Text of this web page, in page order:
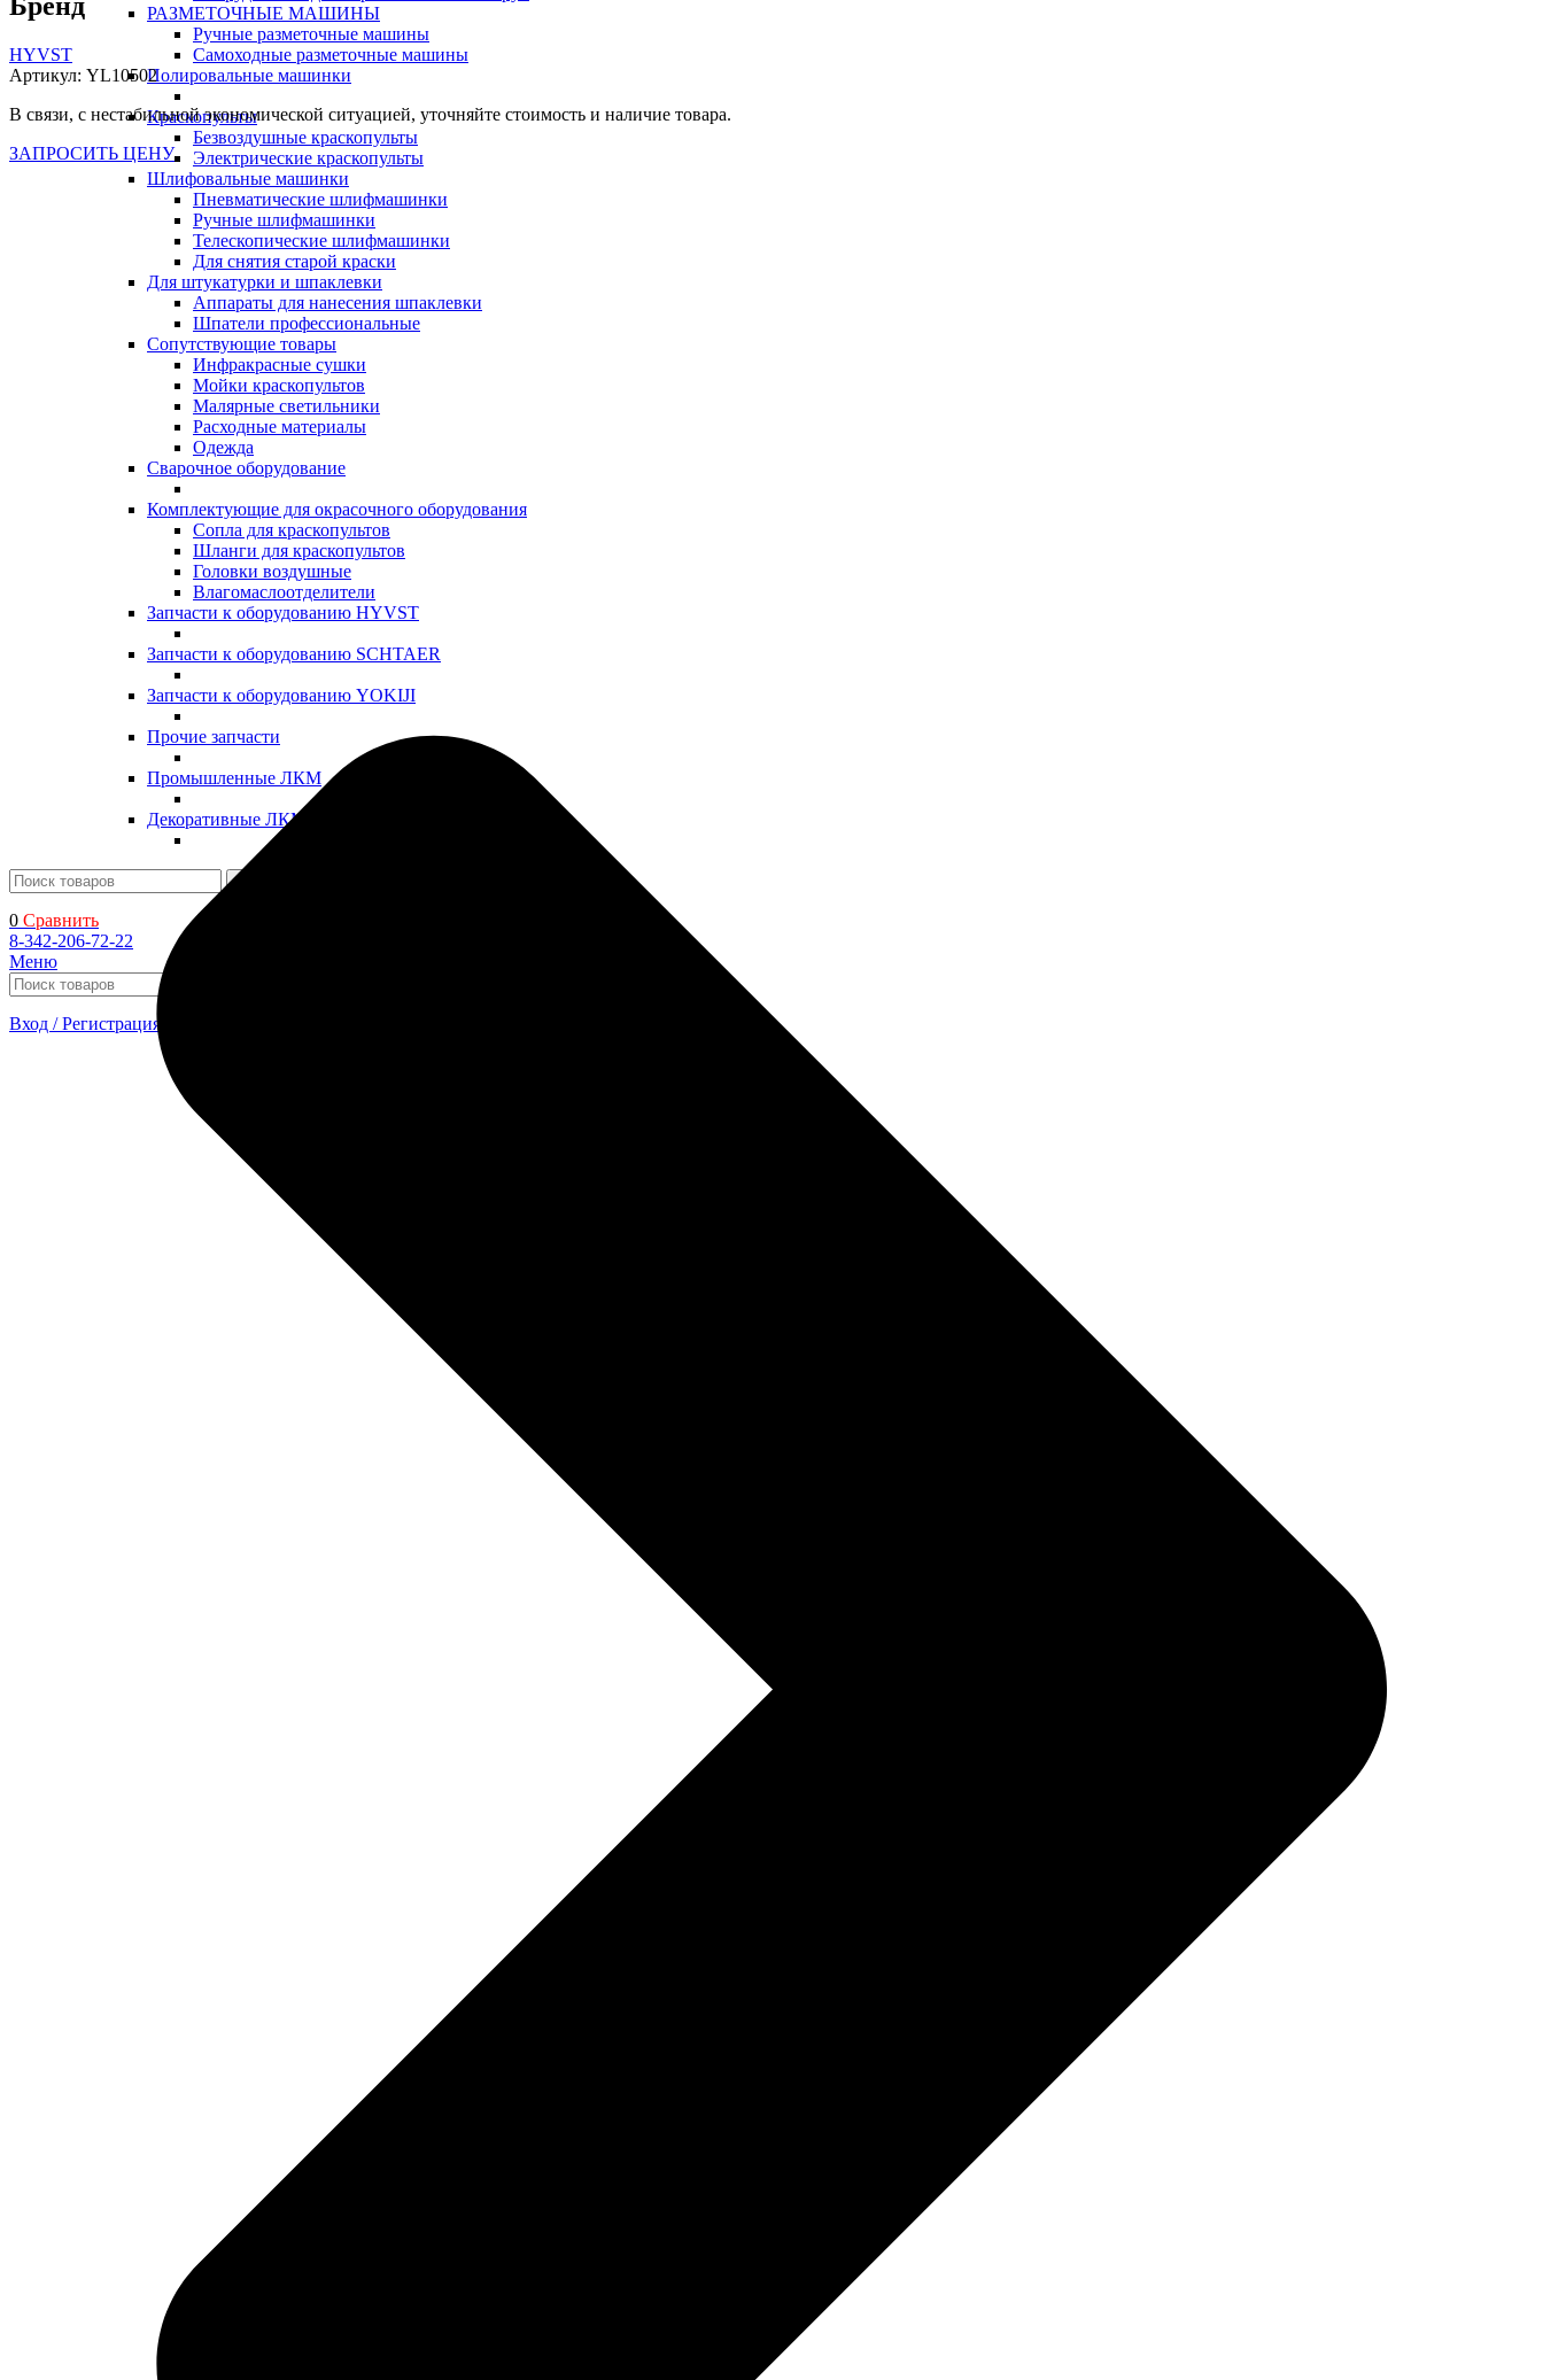
РАЗМЕТОЧНЫЕ МАШИНЫ
Ручные разметочные машины
Самоходные разметочные машины
Полировальные машинки
Краскопульты
Безвоздушные краскопульты
Электрические краскопульты
Шлифовальные машинки
Пневматические шлифмашинки
Ручные шлифмашинки
Телескопические шлифмашинки
Для снятия старой краски
Для штукатурки и шпаклевки
Аппараты для нанесения шпаклевки
Шпатели профессиональные
Сопутствующие товары
Инфракрасные сушки
Мойки краскопультов
Малярные светильники
Расходные материалы
Одежда
Сварочное оборудование
Комплектующие для окрасочного оборудования
Сопла для краскопультов
Шланги для краскопультов
Головки воздушные
Влагомаслоотделители
Запчасти к оборудованию HYVST
Запчасти к оборудованию SCHTAER
Запчасти к оборудованию YOKIJI
Прочие запчасти
Промышленные ЛКМ
Декоративные ЛКМ
Поиск
0 Сравнить
8-342-206-72-22
Меню
Вход / Регистрация
HYVST
Артикул: YL10502
В связи, с нестабильной экономической ситуацией, уточняйте стоимость и наличие товара.
ЗАПРОСИТЬ ЦЕНУ